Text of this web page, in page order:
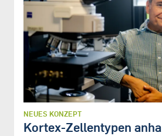
NEUES KONZEPT
Kortex-Zellentypen